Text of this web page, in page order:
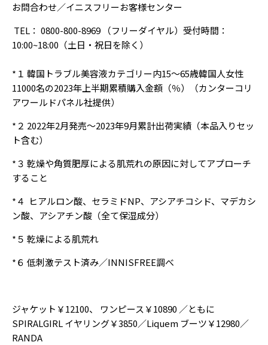
お問合わせ／イニスフリーお客様センター
TEL： 0800-800-8969 （フリーダイヤル）受付時間：
10:00~18:00（土日・祝日を除く）
*１ 韓国トラブル美容液カテゴリー内15～65歳韓国人女性
11000名の2023年上半期累積購入金額（％）（カンターコリ
アワールドパネル社提供）
*２ 2022年2月発売～2023年9月累計出荷実績（本品入りセッ
ト含む）
*３ 乾燥や角質肥厚による肌荒れの原因に対してアプローチ
すること
*４ ヒアルロン酸、セラミドNP、 アシアチコシド、マデカシ
ン酸、アシアチン酸（全て保湿成分）
*５ 乾燥による肌荒れ
*６ 低刺激テスト済み／INNISFREE調べ
ジャケット￥12100、 ワンピース￥10890 ／ともに
SPIRALGIRLイヤリング￥3850／Liquem ブーツ￥12980／
RANDA